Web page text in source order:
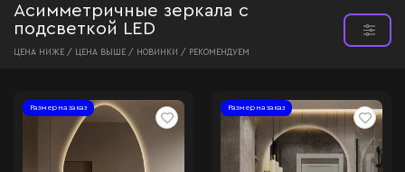
Асимметричные зеркала с
подсветкой LED
ЦЕНА НИЖЕ / ЦЕНА ВЫШЕ / НОВИНКИ / РЕКОМЕНДУЕМ
Размер на заказ Размер на заказ